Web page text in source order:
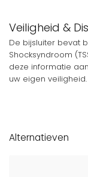
Veiligheid &
De bijsluiter bevat
Shocksyndroom
deze informatie
uw eigen veiligheid.
Alternatieven